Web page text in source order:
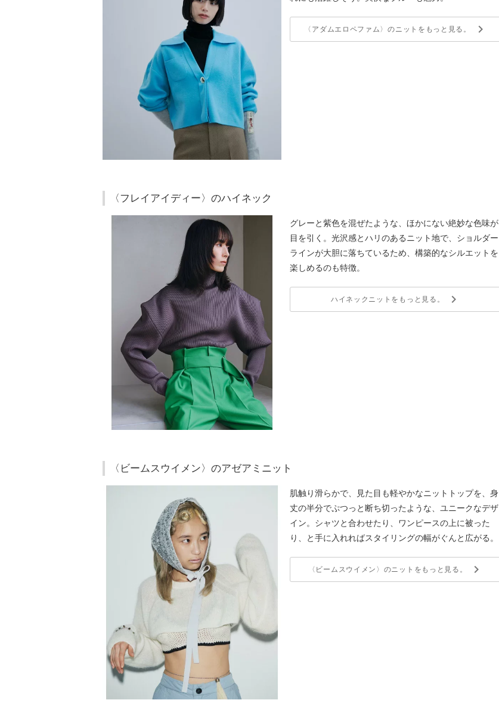
〈アダムエロペファム〉のニットをもっと見る。 keyboard_arrow_right
〈フレイアイディー〉のハイネック
グレーと紫色を混ぜたような、ほかにない絶妙な色味が
目を引く。光沢感とハリのあるニット地で、ショルダー
ラインが大胆に落ちているため、構築的なシルエットを
楽しめるのも特徴。
ハイネックニットをもっと見る。 keyboard_arrow_right
〈ビームスウイメン〉のアゼアミニット
肌触り滑らかで、見た目も軽やかなニットトップを、身
丈の半分でぷつっと断ち切ったような、ユニークなデザ
イン。シャツと合わせたり、ワンピースの上に被った
り、と手に入れればスタイリングの幅がぐんと広がる。
〈ビームスウイメン〉のニットをもっと見る。 keyboard_arrow_right